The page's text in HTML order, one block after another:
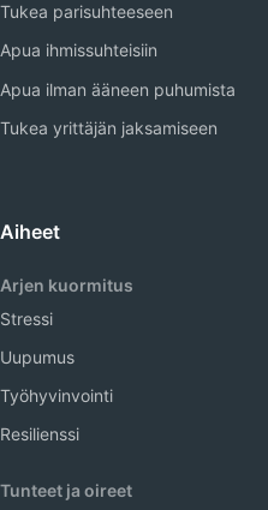
Tukea parisuhteeseen
Apua ihmissuhteisiin
Apua ilman ääneen puhumista
Tukea yrittäjän jaksamiseen
Aiheet
Arjen kuormitus
Stressi
Uupumus
Työhyvinvointi
Resilienssi
Tunteet ja oireet